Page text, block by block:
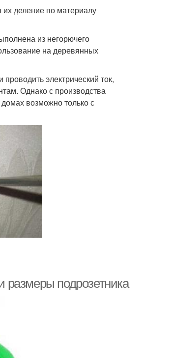
деление по материалу
из негорючего
на деревянных
электрический ток,
Однако с производства
возможно только с
размеры подрозетника